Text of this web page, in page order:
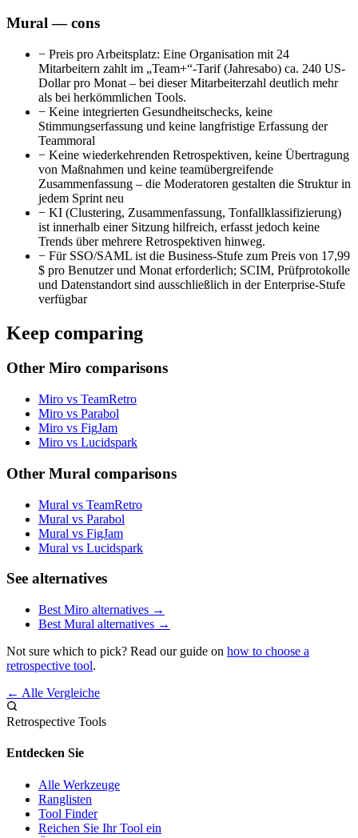
Mural — cons
− Preis pro Arbeitsplatz: Eine Organisation mit 24
Mitarbeitern zahlt im „Team+“-Tarif (Jahresabo) ca. 240 US-
Dollar pro Monat – bei dieser Mitarbeiterzahl deutlich mehr
als bei herkömmlichen Tools.
− Keine integrierten Gesundheitschecks, keine
Stimmungserfassung und keine langfristige Erfassung der
Teammoral
− Keine wiederkehrenden Retrospektiven, keine Übertragung
von Maßnahmen und keine teamübergreifende
Zusammenfassung – die Moderatoren gestalten die Struktur in
jedem Sprint neu
− KI (Clustering, Zusammenfassung, Tonfallklassifizierung)
ist innerhalb einer Sitzung hilfreich, erfasst jedoch keine
Trends über mehrere Retrospektiven hinweg.
− Für SSO/SAML ist die Business-Stufe zum Preis von 17,99
$ pro Benutzer und Monat erforderlich; SCIM, Prüfprotokolle
und Datenstandort sind ausschließlich in der Enterprise-Stufe
verfügbar
Keep comparing
Other Miro comparisons
Miro vs TeamRetro
Miro vs Parabol
Miro vs FigJam
Miro vs Lucidspark
Other Mural comparisons
Mural vs TeamRetro
Mural vs Parabol
Mural vs FigJam
Mural vs Lucidspark
See alternatives
Best Miro alternatives →
Best Mural alternatives →
Not sure which to pick? Read our guide on how to choose a
retrospective tool.
← Alle Vergleiche
Retrospective Tools
Entdecken Sie
Alle Werkzeuge
Ranglisten
Tool Finder
Reichen Sie Ihr Tool ein